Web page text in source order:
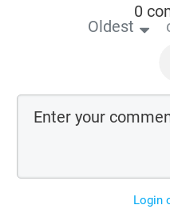
0
Oldest
Login